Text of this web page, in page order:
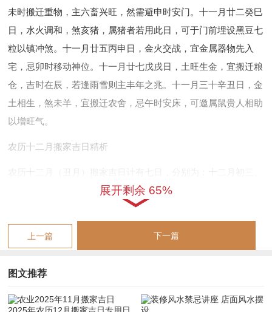
未时搬迁重物，主六畜兴旺，然需避申时安门。十一月廿二癸巳
日，水火调和，煞亥猪，属猪者若用此日，可于门前埋设黑豆七
粒以镇冲煞。十一月廿五丙申日，金火交战，宜金属器物先入
宅，忌卯时移动神位。十一月廿七戊戌日，土旺生金，宜搬迁粮
仓，吉时在辰，若逢雨雪则主丰年之兆。十一月三十辛丑日，金
土相生，煞未羊，宜搬迁农舍，忌午时安床，可邀属鼠贵人相助
以增旺气。
农历十二月搬家吉日精析
十二月初六、十二月初九、十二月十二、十二月十六、十二月二
十、十二月廿四。丑月土旺金藏，与流年巳火形成火土燥烈之
局，故择日需重水润之功。十二月初三甲辰日，青龙临位，煞戌
盛清水置门后以调候，忌申时移动床榻。十二月初九庚戌日，金
气初显，煞未羊，宜金属农具先行入宅，主秋收盈满，然需避卯
展开剩余 65%
上一篇 下一篇
图文推荐